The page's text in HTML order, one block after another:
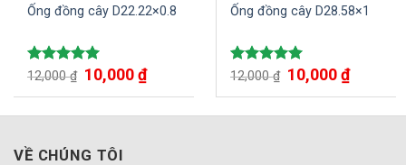
Ống đồng cây D22.22×0.8
Được xếp
12,000₫ 10,000₫
Ống đồng cây D28.58×1
Được xếp
12,000₫ 10,000₫
VỀ CHÚNG TÔI